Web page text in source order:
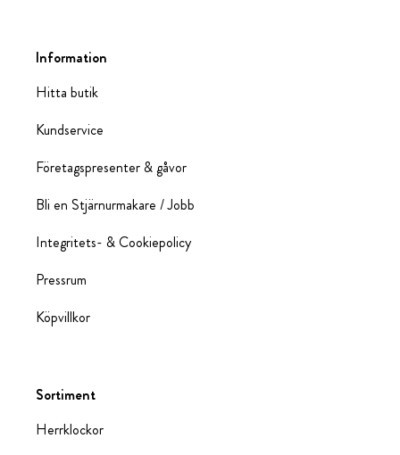
Information
Hitta butik
Kundservice
Företagspresenter & gåvor
Bli en Stjärnurmakare / Jobb
Integritets- & Cookiepolicy
Pressrum
Köpvillkor
Sortiment
Herrklockor